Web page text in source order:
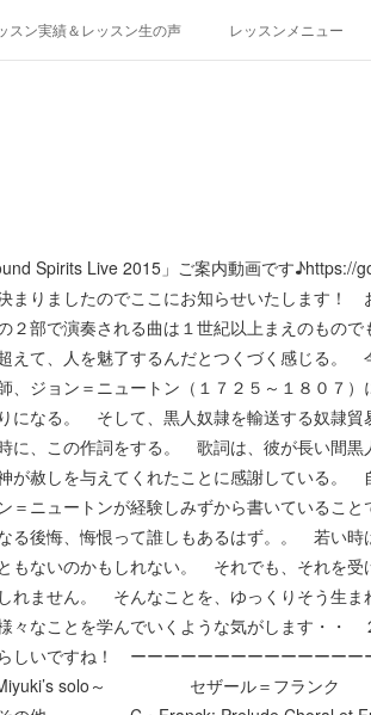
スン実績＆レッスン生の声 レッスンメニュー
Spirits Live 2015」ご案内動画です♪https://
りましたのでここにお知らせいたします！
部で演奏される曲は１世紀以上まえのもので
て、人を魅了するんだとつくづく感じる。
ジョン＝ニュートン（１７２５～１８０７
になる。 そして、黒人奴隷を輸送する奴隷貿
、この作詞をする。 歌詞は、彼が長い間黒
が赦しを与えてくれたことに感謝している。
ニュートンが経験しみずから書いていること
る後悔、悔恨って誰しもあるはず。。 若い
もないのかもしれない。 それでも、それを受
れません。 そんなことを、ゆっくりそう生ま
なことを学んでいくような気がします・・
いですね！ ーーーーーーーーーーーーーー
：～Miyuki’s solo～ セザール＝フ